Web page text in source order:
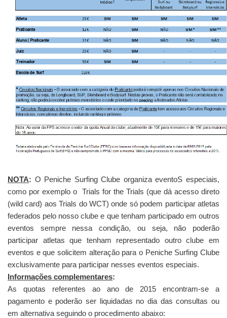
NOTA: O Peniche Surfing Clube organiza eventoS especiais,
como por exemplo o Trials for the Trials (que dá acesso direto
(wild card) aos Trials do WCT) onde só podem participar atletas
federados pelo nosso clube e que tenham participado em outros
eventos sempre nessa condição, ou seja, não poderão
participar atletas que tenham representado outro clube em
eventos e que solicitem alteração para o Peniche Surfing Clube
exclusivamente para participar nesses eventos especiais.
Informações complementares:
As quotas referentes ao ano de 2015 encontram-se a
pagamento e poderão ser liquidadas no dia das consultas ou
em alternativa seguindo o procedimento abaixo: